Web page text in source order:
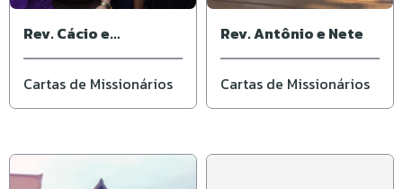
Rev. Cácio e
Elisângela
Cartas de Missionários
Rev. Antônio e Nete
Cartas de Missionários